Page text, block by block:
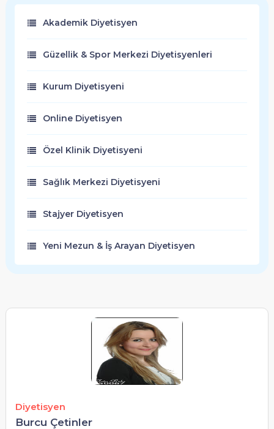
Bitlis
Bolu
Denizli
Akademik Diyetisyen
Güzellik & Spor Merkezi Diyetisyenleri
Kurum Diyetisyeni
Online Diyetisyen
Özel Klinik Diyetisyeni
Sağlık Merkezi Diyetisyeni
Stajyer Diyetisyen
Yeni Mezun & İş Arayan Diyetisyen
Diyetisyen
Burcu Çetinler